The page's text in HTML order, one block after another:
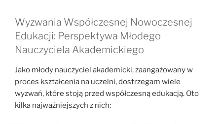
Wyzwania Współczesnej Nowoczesnej
Edukacji: Perspektywa Młodego
Nauczyciela Akademickiego
Jako młody nauczyciel akademicki, zaangażowany w
proces kształcenia na uczelni, dostrzegam wiele
wyzwań, które stoją przed współczesną edukacją. Oto
kilka najważniejszych z nich: